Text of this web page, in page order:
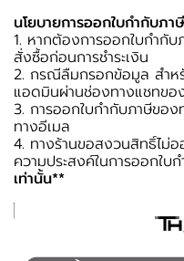
นโยบายการออกใบกำกับภาษี
1. หากต้องการออกใบกำกั
สั่งซื้อก่อนการชำระเงิน
2. กรณีลืมกรอกข้อมูล สำห
แอดมินผ่านช่องทางแชทขอ
3. การออกใบกำกับภาษีขอ
ทางอีเมล
4. ทางร้านขอสงวนสิทธิ์ไม่
ความประสงค์ในการออกใบ
เท่านั้น**